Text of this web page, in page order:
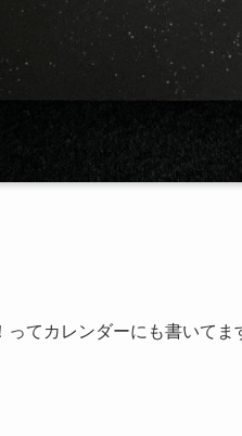
てカレンダーにも書いてま